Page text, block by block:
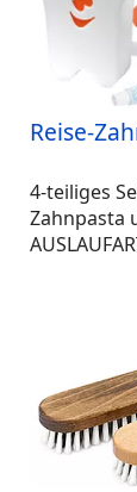
Reise-
4-teiliges
Zahnpasta